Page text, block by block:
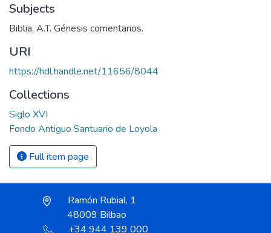
Subjects
Biblia. A.T. Génesis comentarios.
URI
https://hdl.handle.net/11656/8044
Collections
Siglo XVI
Fondo Antiguo Santuario de Loyola
Full item page
Ramón Rubial, 1
48009 Bilbao
+34 944 139 000